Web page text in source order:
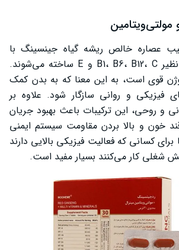
عصاره خالص ریشه گیاه جینسینگ با
مولتی‌ویتامین‌هایی نظیر B1، B6، B12، C و E ساخته می‌شوند.
قوی است، به این معنا که به بدن کمک
فیزیکی و روانی سازگار شود. علاوه بر
و روحی، این ترکیبات باعث بهبود جریان
خون و بالا بردن مقاومت سیستم ایمنی
کسانی که فعالیت فیزیکی بالایی دارند
شغلی کار می‌کنند بسیار مفید است.